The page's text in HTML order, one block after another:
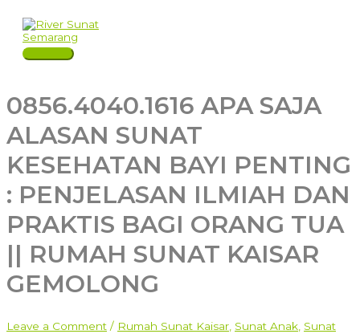
content
Main
0856.4040.1616 APA SAJA
ALASAN SUNAT
KESEHATAN BAYI PENTING
: PENJELASAN ILMIAH DAN
PRAKTIS BAGI ORANG TUA
|| RUMAH SUNAT KAISAR
GEMOLONG
Leave a Comment / Rumah Sunat Kaisar Sunat Anak Sunat